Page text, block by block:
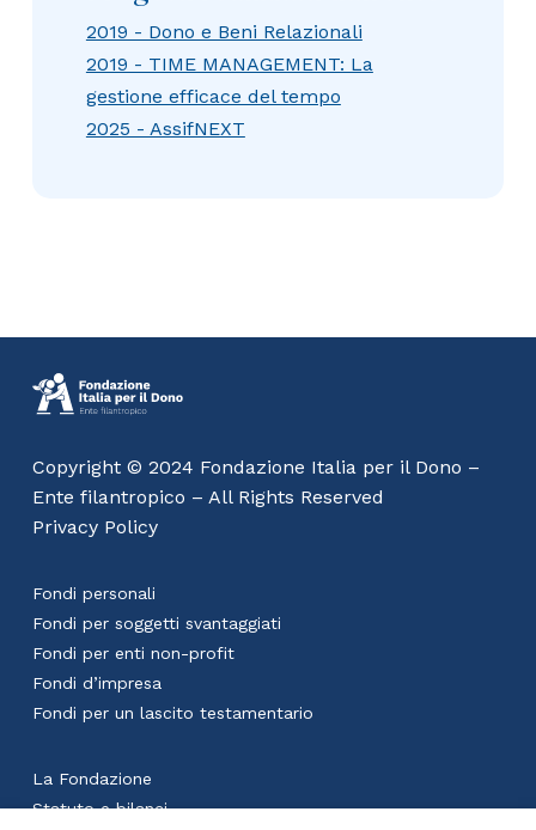
2019 - Dono e Beni Relazionali
2019 - TIME MANAGEMENT: La
gestione efficace del tempo
2025 - AssifNEXT
Copyright © 2024 Fondazione Italia per il Dono –
Ente filantropico – All Rights Reserved
Privacy Policy
Fondi personali
Fondi per soggetti svantaggiati
Fondi per enti non-profit
Fondi d’impresa
Fondi per un lascito testamentario
La Fondazione
Statuto e bilanci